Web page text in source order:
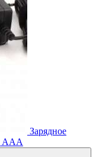
Зарядное
AAA